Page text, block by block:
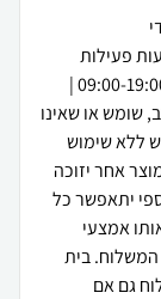
ידי
כפר סבא - שעות פעילות
ראשון, שלישי וחמישי 09:00-16:00 | שני ורביעי 09:00-19:00 |
שומש או שאינו
ללא שימוש
אחר יזוכה
יתאפשר כל
יושב לאותו אמצעי
המשלוח. בית
גם אם